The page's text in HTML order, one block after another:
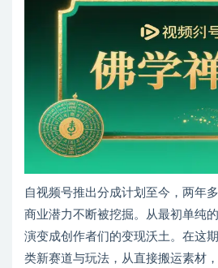
自视频号推出分成计划至今，两年
商业潜力不断被挖掘。从最初单纯
演变成创作者们的变现沃土。在这
类新赛道与玩法，从直接搬运素材